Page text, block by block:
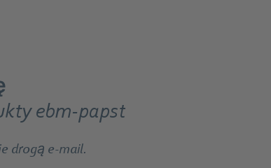
ebm-papst
drogą e-mail.